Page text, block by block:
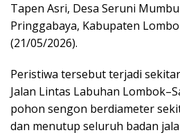
Tapen Asri, Desa Seruni
Pringgabaya, Kabupaten
(21/05/2026).
Peristiwa tersebut terjadi
Jalan Lintas Labuhan
pohon sengon berdiameter
dan menutup seluruh badan